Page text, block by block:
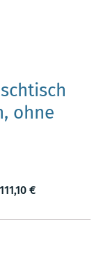
ohne
111,10 €